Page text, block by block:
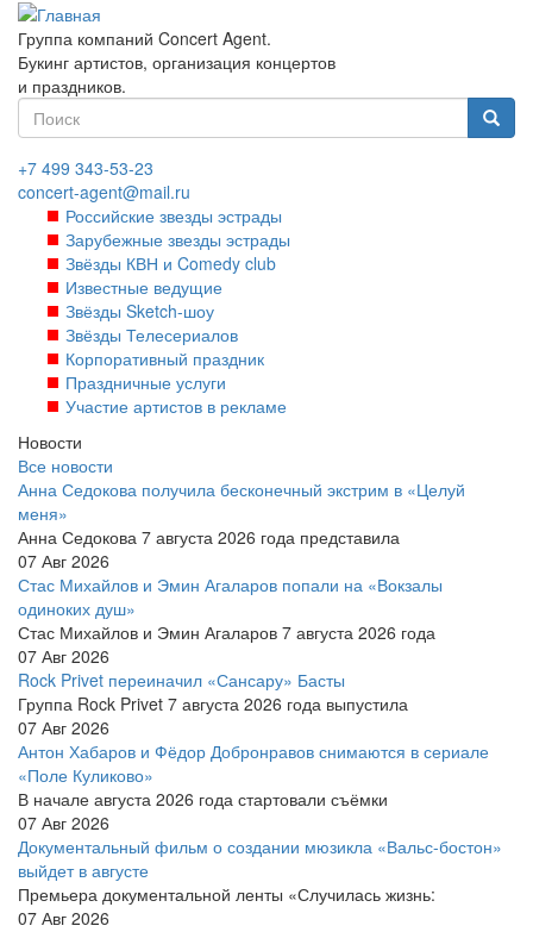
Перейти
основному
содержанию
Группа компаний Concert Agent.
Букинг артистов, организация концертов
и праздников.
Форма
поиска
+7 499 343-53-23
concert-agent@mail.ru
Российские звезды эстрады
Зарубежные звезды эстрады
Звёзды КВН и Comedy club
Известные ведущие
Звёзды Sketch-шоу
Звёзды Телесериалов
Корпоративный праздник
Праздничные услуги
Участие артистов в рекламе
Новости
Все новости
Анна Седокова получила бесконечный экстрим в «Целуй
меня»
Анна Седокова 7 августа 2026 года представила
07 Авг 2026
Стас Михайлов и Эмин Агаларов попали на «Вокзалы
одиноких душ»
Стас Михайлов и Эмин Агаларов 7 августа 2026 года
07 Авг 2026
Rock Privet переиначил «Сансару» Басты
Группа Rock Privet 7 августа 2026 года выпустила
07 Авг 2026
Антон Хабаров и Фёдор Добронравов снимаются в сериале
«Поле Куликово»
В начале августа 2026 года стартовали съёмки
07 Авг 2026
Документальный фильм о создании мюзикла «Вальс-бостон»
выйдет в августе
Премьера документальной ленты «Случилась жизнь:
07 Авг 2026